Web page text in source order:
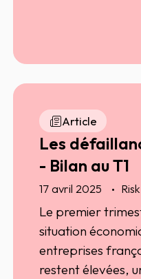
Article
Les
- Bilan au T1
17 avril 2025
Le premier
situation
entreprises
restent élevées,